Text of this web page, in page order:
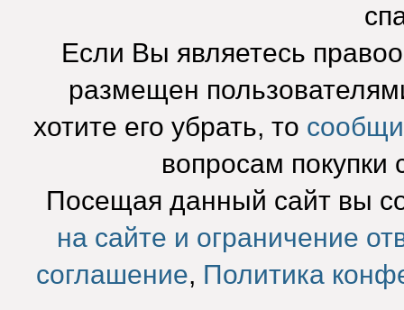
Если Вы являетесь
размещен
хотите его убрать, то
вопросам покупки
Посещая данный сайт вы
на сайте и ограничение
соглашение, Политика